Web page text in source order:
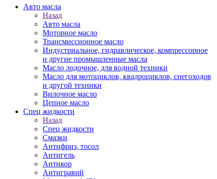
Авто масла
Назад
Авто масла
Моторное масло
Трансмиссионное масло
Индустриальное, гидравлическое, компрессорное
и другие промышленные масла
Масло лодочное, для водной техники
Масло для мотоциклов, квадроциклов, снегоходов
и другой техники
Вилочное масло
Цепное масло
Спец жидкости
Назад
Спец жидкости
Смазки
Антифриз, тосол
Антигель
Антикор
Антигравий